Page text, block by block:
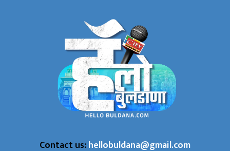
Contact us:hellobuldana@gmail.com